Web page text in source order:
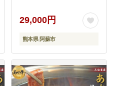
ギフト 贈り物 贈答用
豪華 おかず 手軽 ご褒
美 お祝い 人気 晩ご飯
熊本県 阿蘇市
29,000円
熊本県 阿蘇市